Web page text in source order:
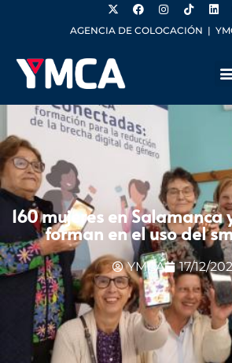
AGENCIA DE COLOCACIÓN |
160 mujeres en Salamanca
forman en el uso del
YMCA 17/12/